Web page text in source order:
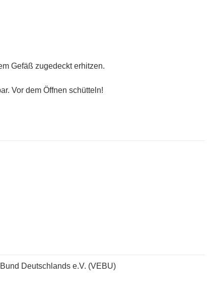
Gefäß zugedeckt erhitzen.
Vor dem Öffnen schütteln!
Deutschlands e.V. (VEBU)